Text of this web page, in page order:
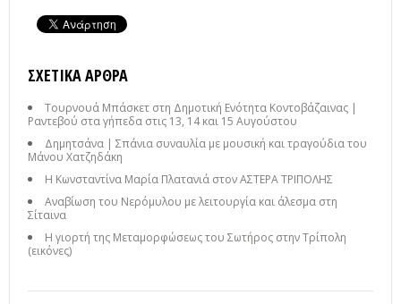
ΣΧΕΤΙΚΆ ΆΡΘΡΑ
Τουρνουά Μπάσκετ στη Δημοτική Ενότητα Κοντοβάζαινας |
Ραντεβού στα γήπεδα στις 13, 14 και 15 Αυγούστου
Δημητσάνα | Σπάνια συναυλία με μουσική και τραγούδια του
Μάνου Χατζηδάκη
Η Κωνσταντίνα Μαρία Πλατανιά στον ΑΣΤΕΡΑ ΤΡΙΠΟΛΗΣ
Αναβίωση του Νερόμυλου με λειτουργία και άλεσμα στη
Σίταινα
Η γιορτή της Μεταμορφώσεως του Σωτήρος στην Τρίπολη
(εικόνες)